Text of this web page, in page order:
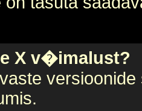
X v�imalust?